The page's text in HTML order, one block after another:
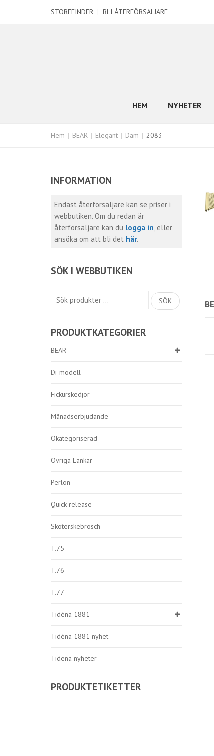
STOREFINDER | BLI ÅTERFÖRSÄLJARE
HEM NYHETER
Hem BEAR Elegant Dam 2083
INFORMATION
Endast återförsäljare kan se priser i
webbutiken. Om du redan är
återförsäljare kan du logga in, eller
ansöka om att bli det här.
SÖK I WEBBUTIKEN
Sök
SÖK
PRODUKTKATEGORIER
BEAR
Di-modell
Fickurskedjor
Månadserbjudande
Okategoriserad
Övriga Länkar
Perlon
Quick release
Sköterskebrosch
T.75
T.76
T.77
Tidéna 1881
Tidéna 1881 nyhet
Tidena nyheter
PRODUKTETIKETTER